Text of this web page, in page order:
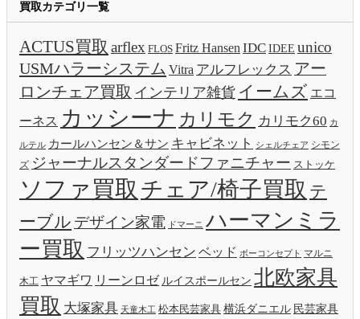
買取カテゴリ一覧
ACTUS買取 arflex FLOS Fritz Hansen IDCIDEE unico
USMハラーシステム Vitra アルフレックス アー
ロンチェア買取 インテリア雑貨 イームズ エコ
ーネス カッシーナ カリモク カリモク60 カ
ルテル カールハンセン＆サン キャビネット シェルチェア シモン
ズ ジャーナルスタンダードファニチャー ストッケ
ソファ買取 チェア/椅子買取 テ
ーブル デザイン家電 ドマーニ ハーマンミラ
ー買取 フリッツハンセン ベッド ボーコンセプト マルニ
木工 ヤマギワ リーンロゼ ルイスポールセン 北欧家具
買取 大塚家具 天童木工 松本民芸家具 横浜ダニエル 民芸家具